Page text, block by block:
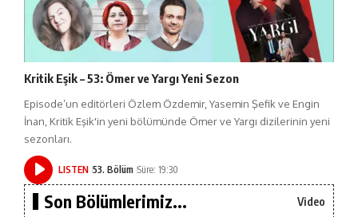
Kritik Eşik – 53: Ömer ve Yargı Yeni Sezon
Episode’un editörleri Özlem Özdemir, Yasemin Şefik ve Engin
İnan, Kritik Eşik'in yeni bölümünde Ömer ve Yargı dizilerinin yeni
sezonları.
LISTEN 53. Bölüm Süre: 19:30
Son Bölümlerimiz... Video